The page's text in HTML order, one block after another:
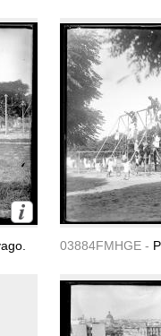
03884FMHGE -